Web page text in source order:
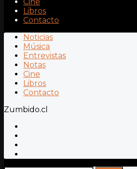
Libros
Contacto
Noticias
Música
Entrevistas
Notas
Cine
Libros
Contacto
Zumbido.cl